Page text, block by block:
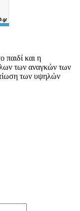
παιδί και η
των αναγκών των
των υψηλών